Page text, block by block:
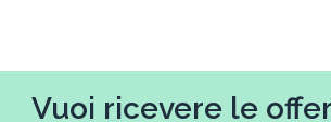
Vuoi ricevere le